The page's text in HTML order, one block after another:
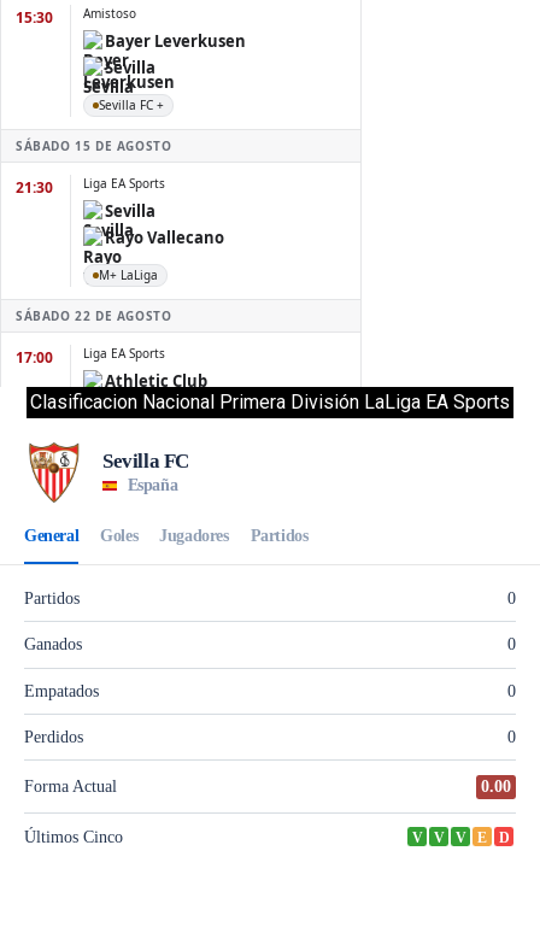
Clasificacion Nacional Primera División LaLiga EA Sports